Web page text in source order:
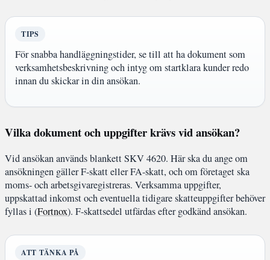
TIPS
För snabba handläggningstider, se till att ha dokument som
verksamhetsbeskrivning och intyg om startklara kunder redo
innan du skickar in din ansökan.
Vilka dokument och uppgifter krävs vid ansökan?
Vid ansökan används blankett SKV 4620. Här ska du ange om
ansökningen gäller F-skatt eller FA-skatt, och om företaget ska
moms- och arbetsgivaregistreras. Verksamma uppgifter,
uppskattad inkomst och eventuella tidigare skatteuppgifter behöver
fyllas i (Fortnox). F-skattsedel utfärdas efter godkänd ansökan.
ATT TÄNKA PÅ